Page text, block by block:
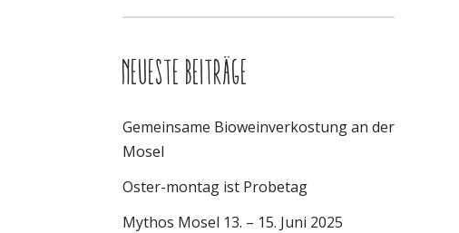
NEUESTE BEITRÄGE
Gemeinsame Bioweinverkostung an der
Mosel
Oster-montag ist Probetag
Mythos Mosel 13. – 15. Juni 2025